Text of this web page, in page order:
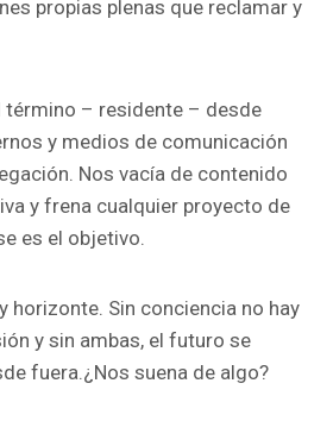
propias plenas que reclamar y
término – residente – desde
y medios de comunicación
Nos vacía de contenido
y frena cualquier proyecto de
es el objetivo.
horizonte. Sin conciencia no hay
y sin ambas, el futuro se
fuera.¿Nos suena de algo?